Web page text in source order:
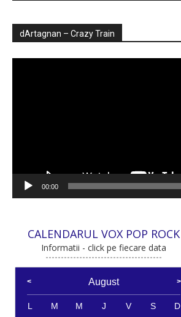
dArtagnan – Crazy Train
00:00
CALENDARUL VOX POP ROCK
Informatii - click pe fiecare data
August
L M M J V S D